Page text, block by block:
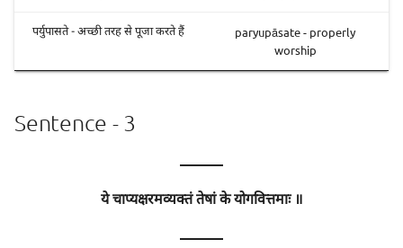
पर्युपासते - अच्छी तरह से पूजा करते हैं
paryupāsate - properly
worship
Sentence - 3
———
ये चाप्यक्षरमव्यक्तं तेषां के योगवित्तमाः ॥
———